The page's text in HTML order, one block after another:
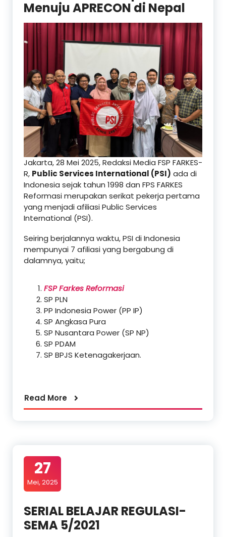
Menuju APRECON di Nepal
Jakarta, 28 Mei 2025, Redaksi Media FSP FARKES-
R, Public Services International (PSI) ada di
Indonesia sejak tahun 1998 dan FPS FARKES
Reformasi merupakan serikat pekerja pertama
yang menjadi afiliasi Public Services
International (PSI).
Seiring berjalannya waktu, PSI di Indonesia
mempunyai 7 afiliasi yang bergabung di
dalamnya, yaitu;
FSP Farkes Reformasi
SP PLN
PP Indonesia Power (PP IP)
SP Angkasa Pura
SP Nusantara Power (SP NP)
SP PDAM
SP BPJS Ketenagakerjaan.
Read More
27
Mei, 2025
SERIAL BELAJAR REGULASI-
SEMA 5/2021